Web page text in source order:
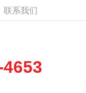
联系我们